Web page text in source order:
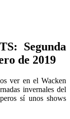
Segunda
de 2019
ver en el Wacken
invernales del
sí unos shows